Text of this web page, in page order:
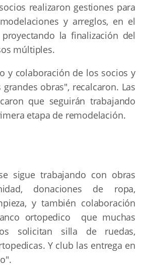
realizaron gestiones para
y arreglos, en el
la finalización del
múltiples.
y colaboración de los socios y
obras", recalcaron. Las
que seguirán trabajando
etapa de remodelación.
sigue trabajando con obras
donaciones de ropa,
y también colaboración
ortopedico que muchas
solicitan silla de ruedas,
Y club las entrega en